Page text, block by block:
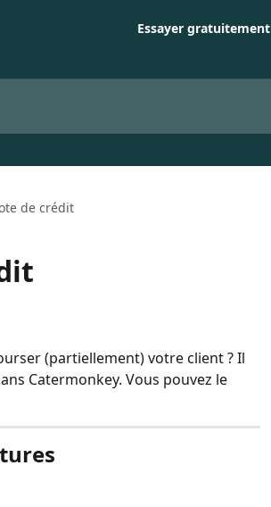
Essayer gratuitement
de crédit
(partiellement) votre client ? Il
Catermonkey. Vous pouvez le